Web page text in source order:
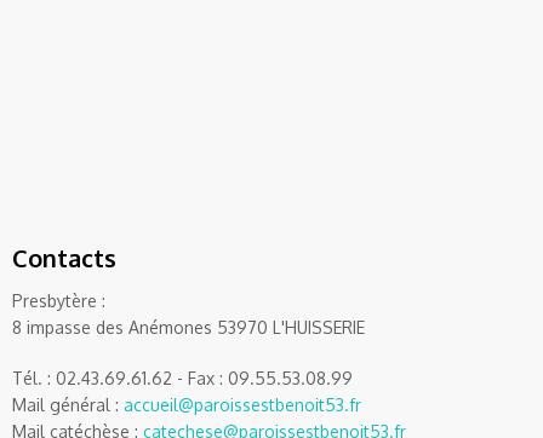
Contacts
Presbytère :
8 impasse des Anémones 53970 L'HUISSERIE
Tél. : 02.43.69.61.62 - Fax : 09.55.53.08.99
Mail général : accueil@paroissestbenoit53.fr
Mail catéchèse : catechese@paroissestbenoit53.fr